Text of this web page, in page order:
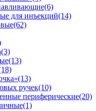
(6)
для инъекций(14)
(62)
(3)
(13)
(13)
ручек(10)
периферические(20)
(1)